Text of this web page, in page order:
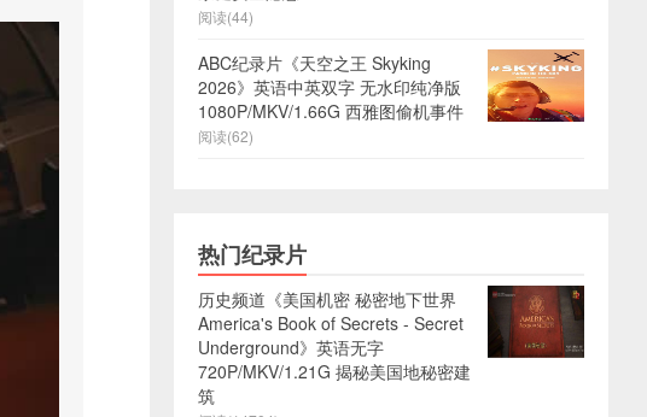
阅读(44)
ABC纪录片《天空之王 Skyking
2026》英语中英双字 无水印纯净版
1080P/MKV/1.66G 西雅图偷机事件
阅读(62)
热门纪录片
历史频道《美国机密 秘密地下世界
America's Book of Secrets - Secret
Underground》英语无字
720P/MKV/1.21G 揭秘美国地秘密建
筑